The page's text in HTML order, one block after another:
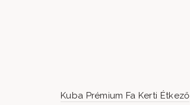
Kuba Prémium Fa Kerti Étkező